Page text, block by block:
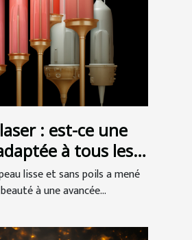
: est-ce une
à tous les
?
lisse et sans poils a mené
à une avancée...